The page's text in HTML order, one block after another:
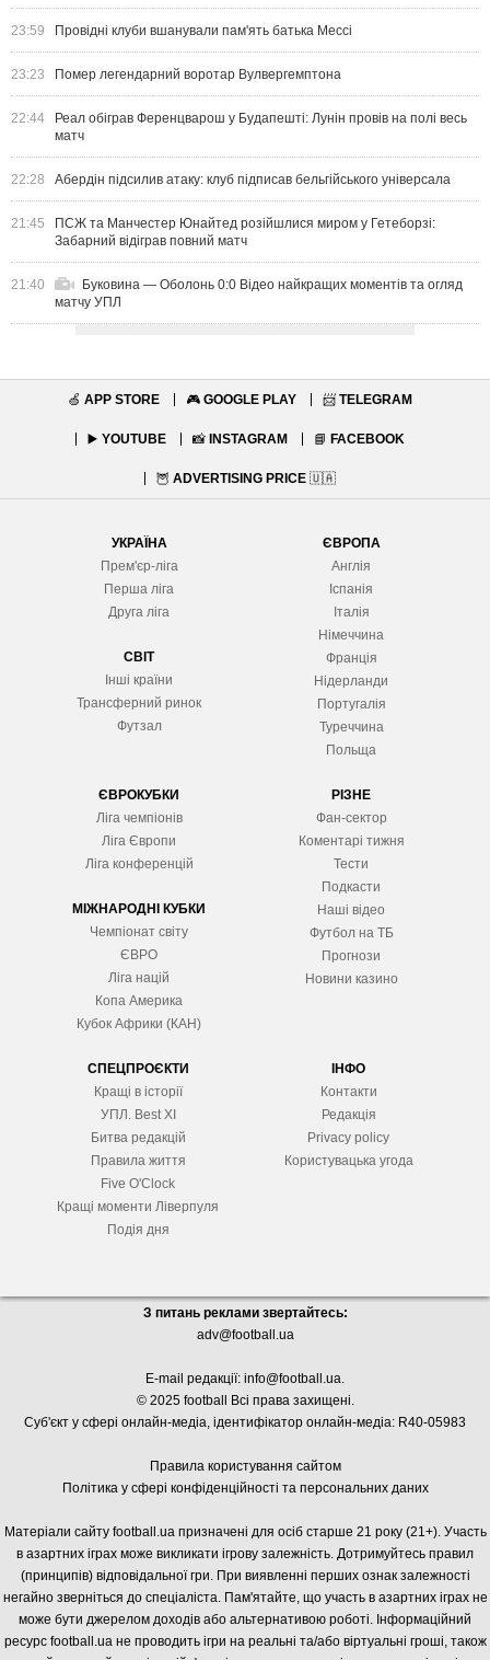
23:59 Провідні клуби вшанували пам'ять батька Мессі
23:23 Помер легендарний воротар Вулвергемптона
22:44
Реал обіграв Ференцварош у Будапешті: Лунін провів на полі весь
матч
22:28 Абердін підсилив атаку: клуб підписав бельгійського універсала
21:45
ПСЖ та Манчестер Юнайтед розійшлися миром у Гетеборзі:
Забарний відіграв повний матч
21:40
Буковина — Оболонь 0:0 Відео найкращих моментів та огляд
матчу УПЛ
🍏 APP STORE 🎮 GOOGLE PLAY 📨 TELEGRAM
▶️ YOUTUBE 📸 INSTAGRAM 📘 FACEBOOK
🦉 ADVERTISING PRICE 🇺🇦
УКРАЇНА
Прем'єр-ліга
Перша ліга
Друга ліга
СВІТ
Інші країни
Трансферний ринок
Футзал
ЄВРОПА
Англія
Іспанія
Італія
Німеччина
Франція
Нідерланди
Португалія
Туреччина
Польща
ЄВРОКУБКИ
Ліга чемпіонів
Ліга Європи
Ліга конференцій
МІЖНАРОДНІ КУБКИ
Чемпіонат світу
ЄВРО
Ліга націй
Копа Америка
Кубок Африки (КАН)
РІЗНЕ
Фан-сектор
Коментарі тижня
Тести
Подкасти
Наші відео
Футбол на ТБ
Прогнози
Новини казино
СПЕЦПРОЄКТИ
Кращі в історії
УПЛ. Best XІ
Битва редакцій
Правила життя
Five O'Clock
Кращі моменти Ліверпуля
Подія дня
ІНФО
Контакти
Редакція
Privacy policy
Користувацька угода
З питань реклами звертайтесь:
adv@football.ua
E-mail редакції: info@football.ua.
© 2025 football Всі права захищені.
Суб'єкт у сфері онлайн-медіа, ідентифікатор онлайн-медіа: R40-05983
Правила користування сайтом
Політика у сфері конфіденційності та персональних даних
Матеріали сайту football.ua призначені для осіб старше 21 року (21+). Участь
в азартних іграх може викликати ігрову залежність. Дотримуйтесь правил
(принципів) відповідальної гри. При виявленні перших ознак залежності
негайно зверніться до спеціаліста. Пам'ятайте, що участь в азартних іграх не
може бути джерелом доходів або альтернативою роботі. Інформаційний
ресурс football.ua не проводить ігри на реальні та/або віртуальні гроші, також